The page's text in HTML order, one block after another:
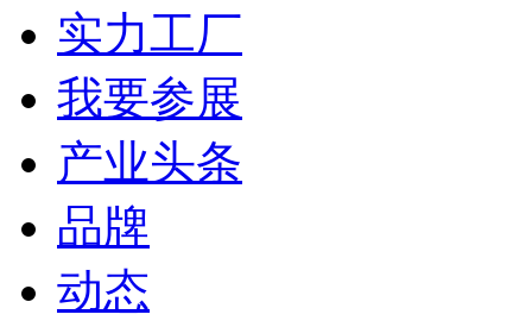
实力工厂
我要参展
产业头条
品牌
动态